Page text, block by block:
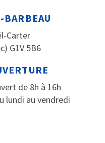
BARBEAU
Carter
G1V 5B6
de 8h à 16h
lundi au vendredi